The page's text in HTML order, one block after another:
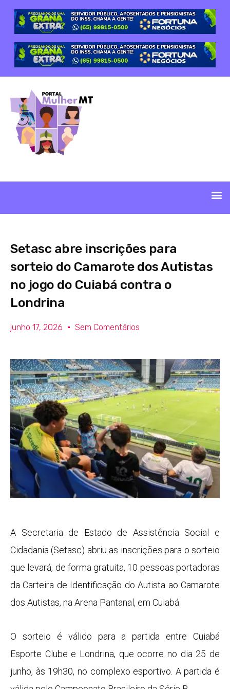
Setasc abre inscrições para
sorteio do Camarote dos Autistas
no jogo do Cuiabá contra o
Londrina
junho 17, 2026 Sem Comentários
A Secretaria de Estado de Assistência Social e
Cidadania (Setasc) abriu as inscrições para o sorteio
que levará, de forma gratuita, 10 pessoas portadoras
da Carteira de Identificação do Autista ao Camarote
dos Autistas, na Arena Pantanal, em Cuiabá.
O sorteio é válido para a partida entre Cuiabá
Esporte Clube e Londrina, que ocorre no dia 25 de
junho, às 19h30, no complexo esportivo. A partida é